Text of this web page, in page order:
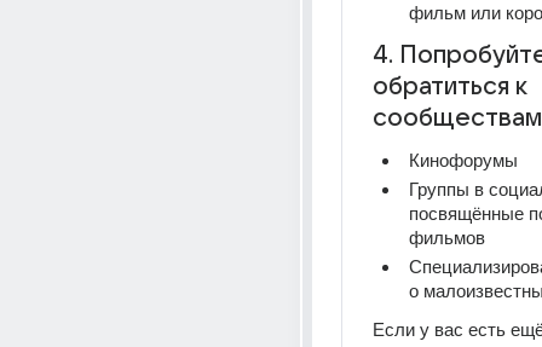
фильм или
4.
обратиться к
Кинофорумы
Группы в
посвящённые
фильмов
о
Если у вас есть